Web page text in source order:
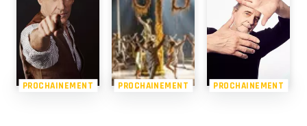
PROCHAINEMENT PROCHAINEMENT PROCHAINEMENT